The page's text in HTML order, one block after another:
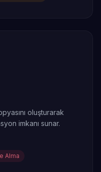
oluşturarak
imkanı sunar.
Alma